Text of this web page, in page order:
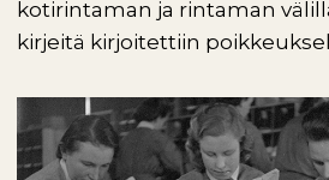
kotirintaman ja rintaman
kirjeitä kirjoitettiin